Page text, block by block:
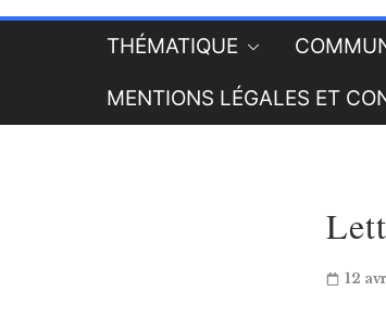
THÉMATIQUE
MENTIONS LÉGALES ET
12